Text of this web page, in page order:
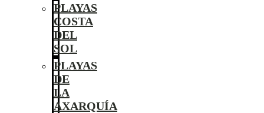
PLAYAS
COSTA
DEL
SOL
PLAYAS
DE
LA
AXARQUÍA